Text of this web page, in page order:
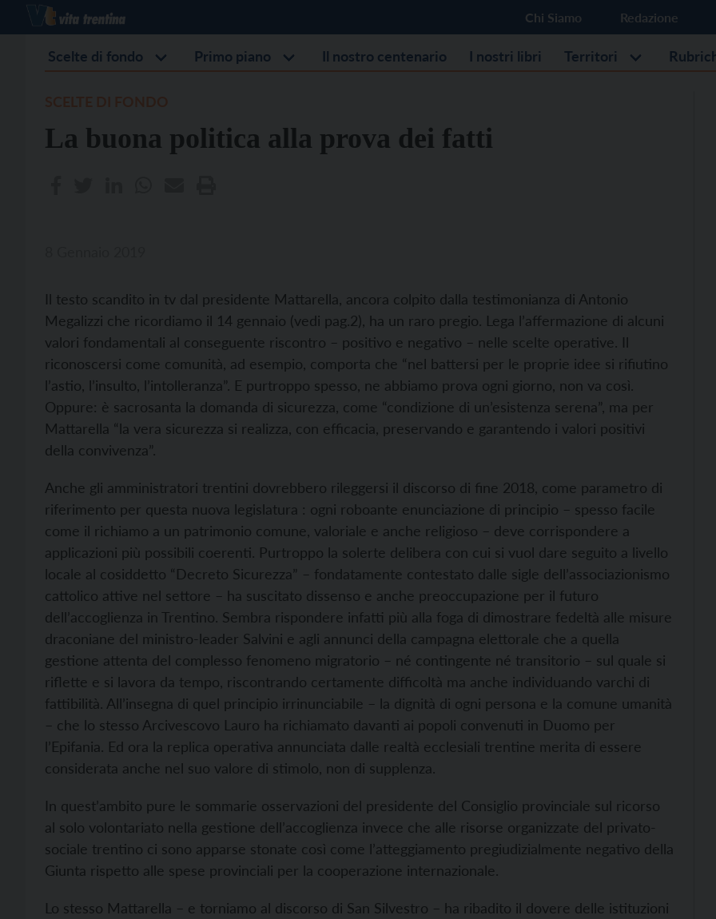
Chi Siamo Redazione
Scelte di fondo Primo piano Il nostro centenario I nostri libri Territori
La buona politica alla prova dei fatti
Il testo scandito in tv dal presidente Mattarella, ancora colpito dalla testimonianza di Antonio
Megalizzi che ricordiamo il 14 gennaio (vedi pag.2), ha un raro pregio. Lega l’affermazione di alcuni
valori fondamentali al conseguente riscontro – positivo e negativo – nelle scelte operative. Il
riconoscersi come comunità, ad esempio, comporta che “nel battersi per le proprie idee si rifiutino
l’astio, l’insulto, l’intolleranza”. E purtroppo spesso, ne abbiamo prova ogni giorno, non va così.
Oppure: è sacrosanta la domanda di sicurezza, come “condizione di un’esistenza serena”, ma per
Mattarella “la vera sicurezza si realizza, con efficacia, preservando e garantendo i valori positivi
della convivenza”.
Anche gli amministratori trentini dovrebbero rileggersi il discorso di fine 2018, come parametro di
riferimento per questa nuova legislatura : ogni roboante enunciazione di principio – spesso facile
come il richiamo a un patrimonio comune, valoriale e anche religioso – deve corrispondere a
applicazioni più possibili coerenti. Purtroppo la solerte delibera con cui si vuol dare seguito a livello
locale al cosiddetto “Decreto Sicurezza” – fondatamente contestato dalle sigle dell’associazionismo
cattolico attive nel settore – ha suscitato dissenso e anche preoccupazione per il futuro
dell’accoglienza in Trentino. Sembra rispondere infatti più alla foga di dimostrare fedeltà alle misure
draconiane del ministro-leader Salvini e agli annunci della campagna elettorale che a quella
gestione attenta del complesso fenomeno migratorio – né contingente né transitorio – sul quale si
riflette e si lavora da tempo, riscontrando certamente difficoltà ma anche individuando varchi di
fattibilità. All’insegna di quel principio irrinunciabile – la dignità di ogni persona e la comune umanità
– che lo stesso Arcivescovo Lauro ha richiamato davanti ai popoli convenuti in Duomo per
l’Epifania. Ed ora la replica operativa annunciata dalle realtà ecclesiali trentine merita di essere
considerata anche nel suo valore di stimolo, non di supplenza.
In quest’ambito pure le sommarie osservazioni del presidente del Consiglio provinciale sul ricorso
al solo volontariato nella gestione dell’accoglienza invece che alle risorse organizzate del privato-
sociale trentino ci sono apparse stonate così come l’atteggiamento pregiudizialmente negativo della
Giunta rispetto alle spese provinciali per la cooperazione internazionale.
Lo stesso Mattarella – e torniamo al discorso di San Silvestro – ha ribadito il dovere delle istituzioni